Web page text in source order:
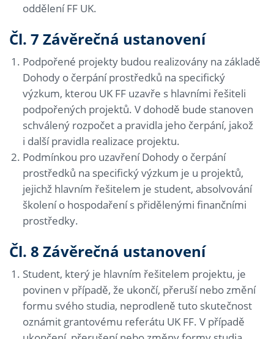
oddělení FF UK.
Čl. 7 Závěrečná ustanovení
Podpořené projekty budou realizovány na základě
Dohody o čerpání prostředků na specifický
výzkum, kterou UK FF uzavře s hlavními řešiteli
podpořených projektů. V dohodě bude stanoven
schválený rozpočet a pravidla jeho čerpání, jakož
i další pravidla realizace projektu.
Podmínkou pro uzavření Dohody o čerpání
prostředků na specifický výzkum je u projektů,
jejichž hlavním řešitelem je student, absolvování
školení o hospodaření s přidělenými finančními
prostředky.
Čl. 8 Závěrečná ustanovení
Student, který je hlavním řešitelem projektu, je
povinen v případě, že ukončí, přeruší nebo změní
formu svého studia, neprodleně tuto skutečnost
oznámit grantovému referátu UK FF. V případě